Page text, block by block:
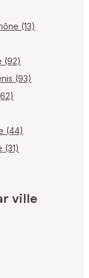
(13)
(92)
(93)
(44)
(31)
ville